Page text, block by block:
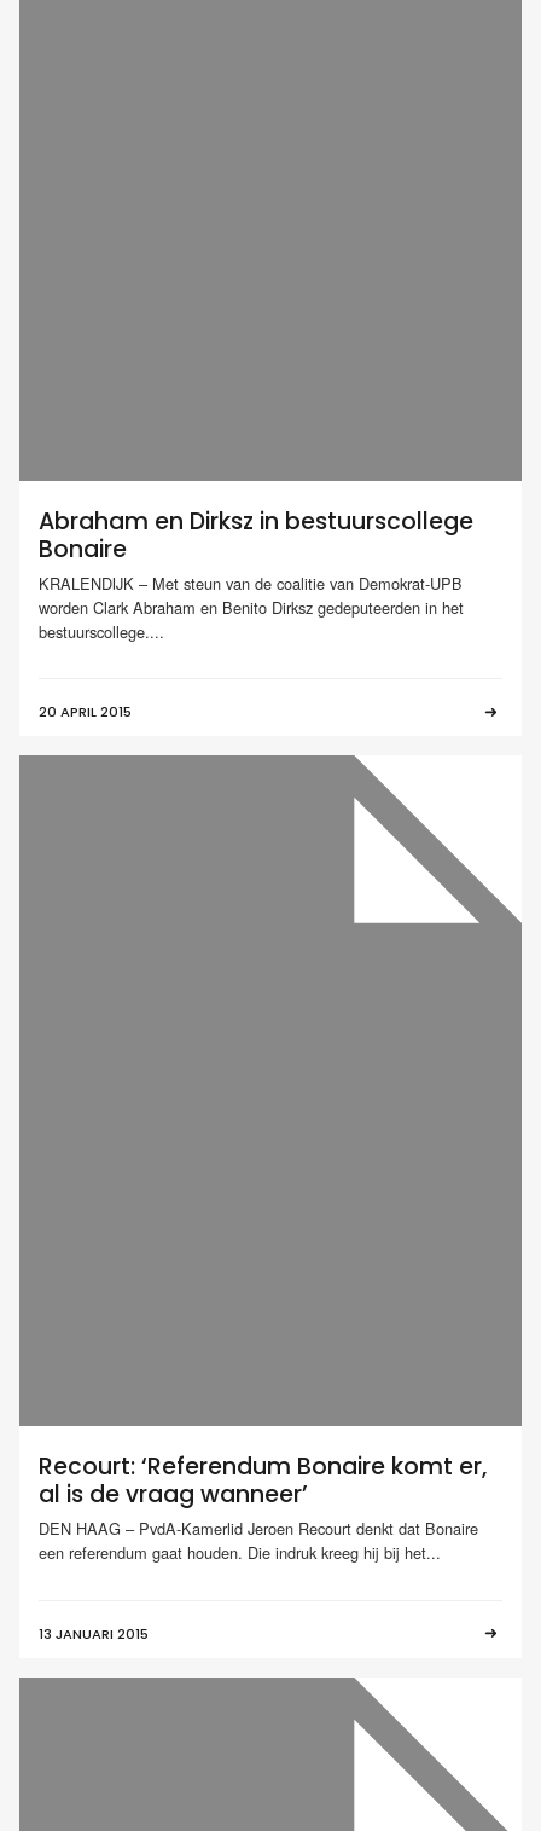
Abraham en Dirksz in bestuurscollege
Bonaire
KRALENDIJK – Met steun van de coalitie van Demokrat-UPB
worden Clark Abraham en Benito Dirksz gedeputeerden in het
bestuurscollege....
20 APRIL 2015
Recourt: ‘Referendum Bonaire komt er,
al is de vraag wanneer’
DEN HAAG – PvdA-Kamerlid Jeroen Recourt denkt dat Bonaire
een referendum gaat houden. Die indruk kreeg hij bij het...
13 JANUARI 2015